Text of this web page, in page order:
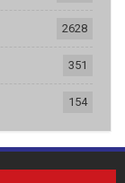
2628
351
154